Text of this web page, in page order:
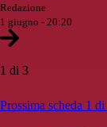
Redazione
1 giugno - 20:20
1 di 3
Prossima scheda 1